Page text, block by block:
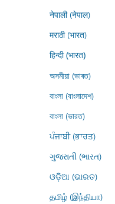
नेपाली (नेपाल)
मराठी (भारत)
हिन्दी (भारत)
অসমীয়া (ভাৰত)
বাংলা (বাংলাদেশ)
বাংলা (ভারত)
ਪੰਜਾਬੀ (ਭਾਰਤ)
ગુજરાતી (ભારત)
ଓଡ଼ିଆ (ଭାରତ)
தமிழ் (இந்தியா)